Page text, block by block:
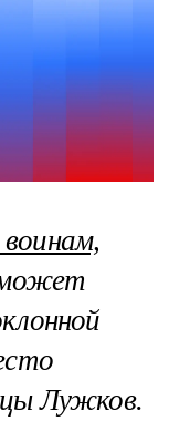
Лужков.